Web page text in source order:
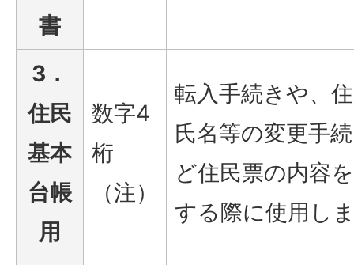
書
3．
住民
基本
台帳
用
数字4
桁
（注）
転入手続きや、
氏名等の変更手
ど住民票の内容
する際に使用し